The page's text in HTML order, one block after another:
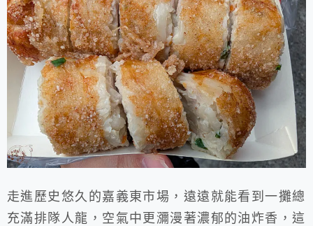
走進歷史悠久的嘉義東市場，遠遠就能看到一攤總
充滿排隊人龍，空氣中更瀰漫著濃郁的油炸香，這